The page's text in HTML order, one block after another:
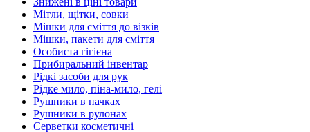
Мітли, щітки, совки
Мішки для сміття до візків
Мішки, пакети для сміття
Особиста гігієна
Прибиральний інвентар
Рідкі засоби для рук
Рідке мило, піна-мило, гелі
Рушники в пачках
Рушники в рулонах
Серветки косметичні